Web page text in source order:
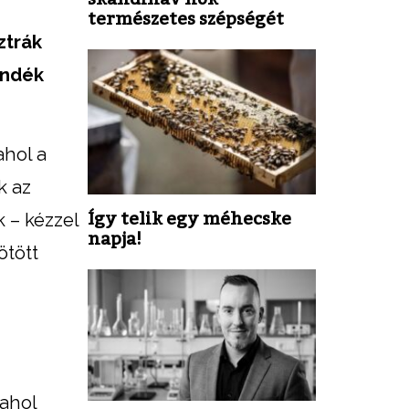
a
az
– kézzel
természetes szépségét
Így telik egy méhecske
napja!